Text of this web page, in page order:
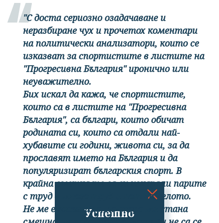
Успешно
"С доста сериозно озадачаване и
неразбиране чух и прочетох коментари
на политически анализатори, които се
изказват за спортистите в листите на
"Прогресивна България" иронично или
неуважително.
Бих искал да кажа, че спортистите,
които са в листите на "Прогресивна
България", са българи, които обичат
родината си, които са отдали най-
хубавите си години, живота си, за да
прославят името на България и да
популяризират българския спорт. В
крайна сметка те са си изкарали парите
с труд – много труд и пот на челото.
Не ме е засегнало, по-скоро ми стана